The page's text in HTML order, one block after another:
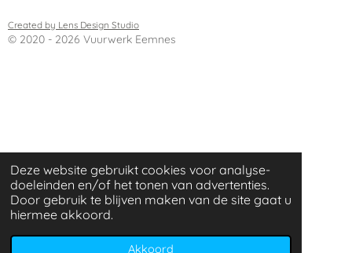
Deze website gebruikt cookies voor analyse-
doeleinden en/of het tonen van advertenties.
Door gebruik te blijven maken van de site gaat u
hiermee akkoord.
Akkoord
Created by Lens Design Studio
© 2020 - 2026 Vuurwerk Eemnes